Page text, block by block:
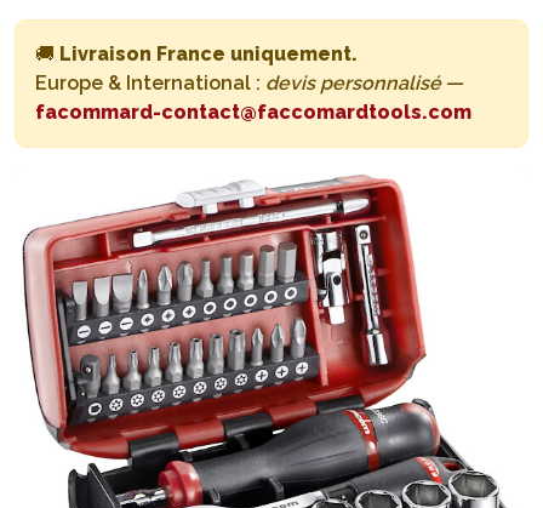
🚚 Livraison France uniquement.
Europe & International : devis personnalisé—
facommard-contact@faccomardtools.com